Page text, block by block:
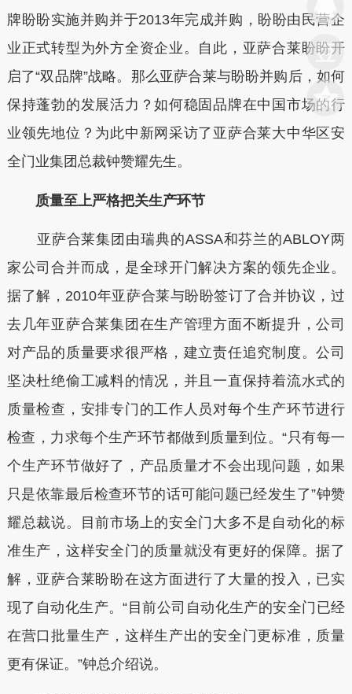
牌盼盼实施并购并于2013年完成并购，盼盼由民营企
业正式转型为外方全资企业。自此，亚萨合莱盼盼开
启了“双品牌”战略。那么亚萨合莱与盼盼并购后，如何
保持蓬勃的发展活力？如何稳固品牌在中国市场的行
业领先地位？为此中新网采访了亚萨合莱大中华区安
全门业集团总裁钟赞耀先生。
质量至上严格把关生产环节
亚萨合莱集团由瑞典的ASSA和芬兰的ABLOY两
家公司合并而成，是全球开门解决方案的领先企业。
据了解，2010年亚萨合莱与盼盼签订了合并协议，过
去几年亚萨合莱集团在生产管理方面不断提升，公司
对产品的质量要求很严格，建立责任追究制度。公司
坚决杜绝偷工减料的情况，并且一直保持着流水式的
质量检查，安排专门的工作人员对每个生产环节进行
检查，力求每个生产环节都做到质量到位。“只有每一
个生产环节做好了，产品质量才不会出现问题，如果
只是依靠最后检查环节的话可能问题已经发生了”钟赞
耀总裁说。目前市场上的安全门大多不是自动化的标
准生产，这样安全门的质量就没有更好的保障。据了
解，亚萨合莱盼盼在这方面进行了大量的投入，已实
现了自动化生产。“目前公司自动化生产的安全门已经
在营口批量生产，这样生产出的安全门更标准，质量
更有保证。”钟总介绍说。